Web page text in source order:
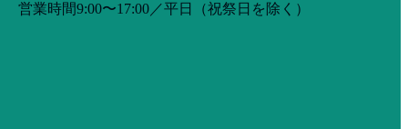
営業時間9:00〜17:00／平日（祝祭日を除く）